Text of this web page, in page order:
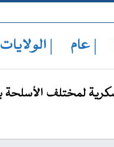
| عام | الولايات